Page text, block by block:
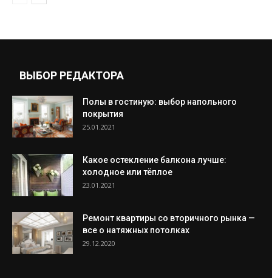
ВЫБОР РЕДАКТОРА
Полы в гостиную: выбор напольного
покрытия
25.01.2021
Какое остекление балкона лучше:
холодное или тёплое
23.01.2021
Ремонт квартиры со вторичного рынка —
все о натяжных потолках
29.12.2020